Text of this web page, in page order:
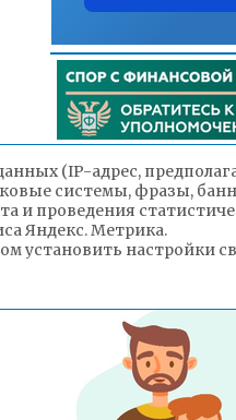
(IP-адрес,
системы, фразы,
и проведения
Яндекс. Метрика.
настройки